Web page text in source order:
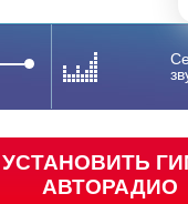
УСТАНОВИТЬ
АВТОРАДИО